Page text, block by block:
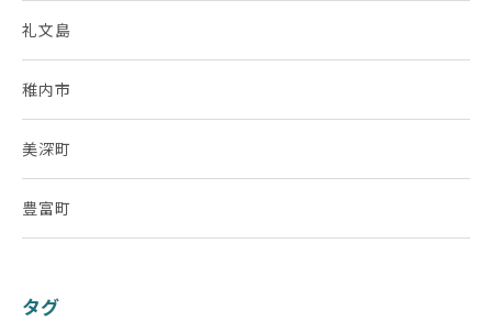
礼文島
稚内市
美深町
豊富町
タグ